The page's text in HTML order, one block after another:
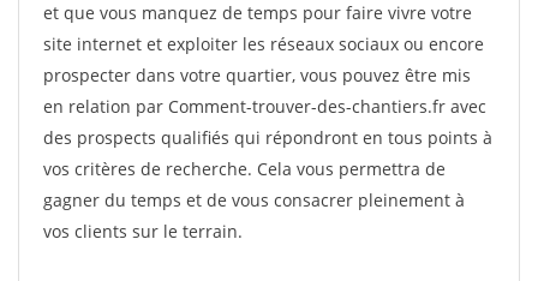
et que vous manquez de temps pour faire vivre votre
site internet et exploiter les réseaux sociaux ou encore
prospecter dans votre quartier, vous pouvez être mis
en relation par Comment-trouver-des-chantiers.fr avec
des prospects qualifiés qui répondront en tous points à
vos critères de recherche. Cela vous permettra de
gagner du temps et de vous consacrer pleinement à
vos clients sur le terrain.